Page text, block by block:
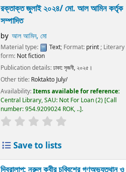
রক্তাক্ত জুলাই ২০২৪/মো. আল আমিন কর্তৃক
সম্পাদিত
by আল আমিন, মো
Material type: Text; Format: print; Literary
form: Not fiction
Publication details:ঢাকা:সৃজনী,২০২৫।
Other title: Roktakto July/
Availability:Items available for reference:
Central Library, SAU: Not For Loan(2) Call
number:954.9209024 ROK, .. .
Save to lists